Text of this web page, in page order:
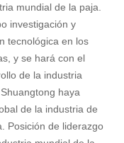
mundial de la paja.
investigación y
tecnológica en los
y se hará con el
de la industria
haya
de la industria de
Posición de liderazgo